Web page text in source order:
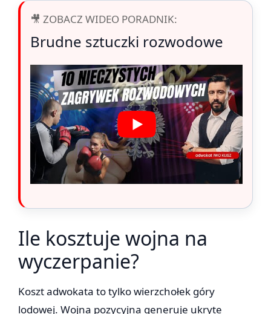
🎥 ZOBACZ WIDEO PORADNIK:
Brudne sztuczki rozwodowe
Ile kosztuje wojna na
wyczerpanie?
Koszt adwokata to tylko wierzchołek góry
lodowej. Wojna pozycyjna generuje ukryte